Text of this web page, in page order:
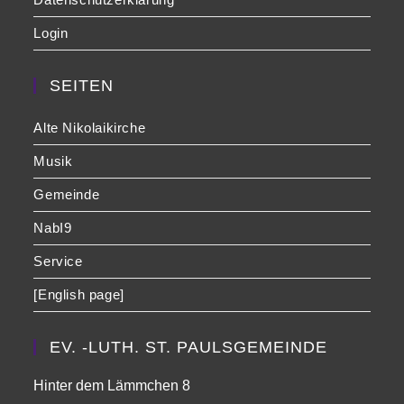
Login
SEITEN
Alte Nikolaikirche
Musik
Gemeinde
NabI9
Service
[English page]
EV. -LUTH. ST. PAULSGEMEINDE
Hinter dem Lämmchen 8